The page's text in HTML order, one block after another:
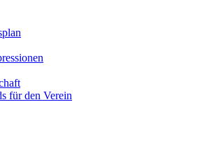
für den Verein